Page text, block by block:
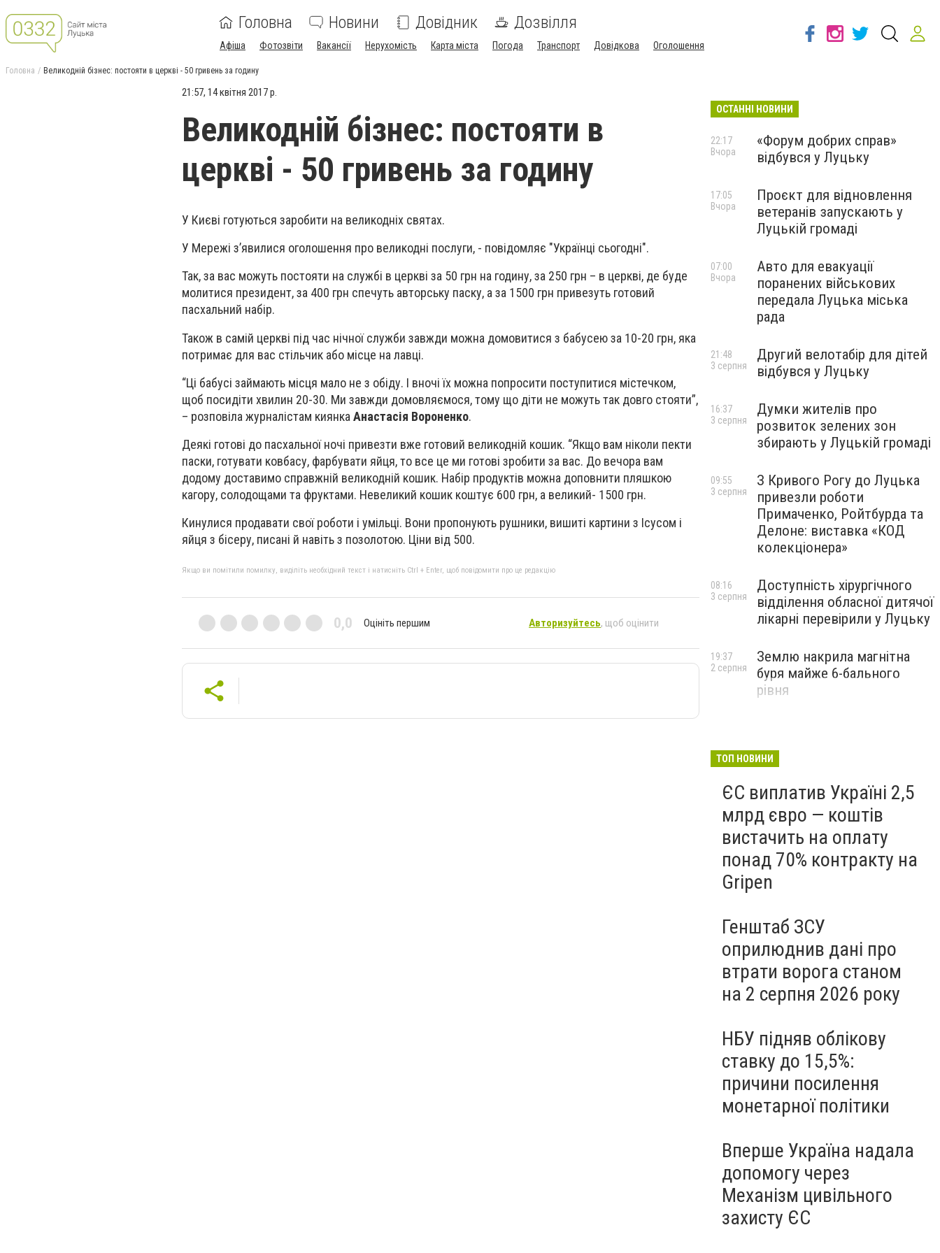
Головна Новини Довідник Дозвілля
Афіша Фотозвіти Вакансії Нерухомість Карта міста Погода Транспорт Довідкова Оголошення
Головна Великодній бізнес: постояти в церкві - 50 гривень за годину
21:57, 14 квітня 2017 р.
Великодній бізнес: постояти в
церкві - 50 гривень за годину
У Києві готуються заробити на великодніх святах.
У Мережі з’явилися оголошення про великодні послуги, - повідомляє "Українці сьогодні".
Так, за вас можуть постояти на службі в церкві за 50 грн на годину, за 250 грн – в церкві, де буде
молитися президент, за 400 грн спечуть авторську паску, а за 1500 грн привезуть готовий
пасхальний набір.
Також в самій церкві під час нічної служби завжди можна домовитися з бабусею за 10-20 грн, яка
потримає для вас стільчик або місце на лавці.
“Ці бабусі займають місця мало не з обіду. І вночі їх можна попросити поступитися містечком,
щоб посидіти хвилин 20-30. Ми завжди домовляємося, тому що діти не можуть так довго стояти”,
– розповіла журналістам киянка Анастасія Вороненко.
Деякі готові до пасхальної ночі привезти вже готовий великодній кошик. “Якщо вам ніколи пекти
паски, готувати ковбасу, фарбувати яйця, то все це ми готові зробити за вас. До вечора вам
додому доставимо справжній великодній кошик. Набір продуктів можна доповнити пляшкою
кагору, солодощами та фруктами. Невеликий кошик коштує 600 грн, а великий- 1500 грн.
Кинулися продавати свої роботи і умільці. Вони пропонують рушники, вишиті картини з Ісусом і
яйця з бісеру, писані й навіть з позолотою. Ціни від 500.
Якщо ви помітили помилку, виділіть необхідний текст і натисніть Ctrl + Enter, щоб повідомити про це редакцію
0,0 Оцініть першим Авторизуйтесь, щоб оцінити
ОСТАННІ НОВИНИ
«Форум добрих справ»
відбувся у Луцьку
22:17
Вчора
Проєкт для відновлення
ветеранів запускають у
Луцькій громаді
17:05
Вчора
Авто для евакуації
поранених військових
передала Луцька міська
рада
07:00
Вчора
Другий велотабір для дітей
відбувся у Луцьку
21:48
3 серпня
Думки жителів про
розвиток зелених зон
збирають у Луцькій громаді
16:37
3 серпня
З Кривого Рогу до Луцька
привезли роботи
Примаченко, Ройтбурда та
Делоне: виставка «КОД
колекціонера»
09:55
3 серпня
Доступність хірургічного
відділення обласної дитячої
лікарні перевірили у Луцьку
08:16
3 серпня
Землю накрила магнітна
буря майже 6-бального
рівня
19:37
2 серпня
ТОП НОВИНИ
ЄС виплатив Україні 2,5
млрд євро — коштів
вистачить на оплату
понад 70% контракту на
Gripen
Генштаб ЗСУ
оприлюднив дані про
втрати ворога станом
на 2 серпня 2026 року
НБУ підняв облікову
ставку до 15,5%:
причини посилення
монетарної політики
Вперше Україна надала
допомогу через
Механізм цивільного
захисту ЄС